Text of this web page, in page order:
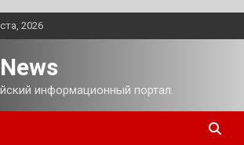
2026
информационный портал.